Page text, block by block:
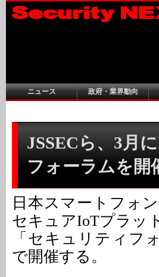
ニュース 政府・業界動向
JSSECら、3月
フォーラムを開
日本スマートフォ
セキュアIoTプラッ
「セキュリティフ
で開催する。